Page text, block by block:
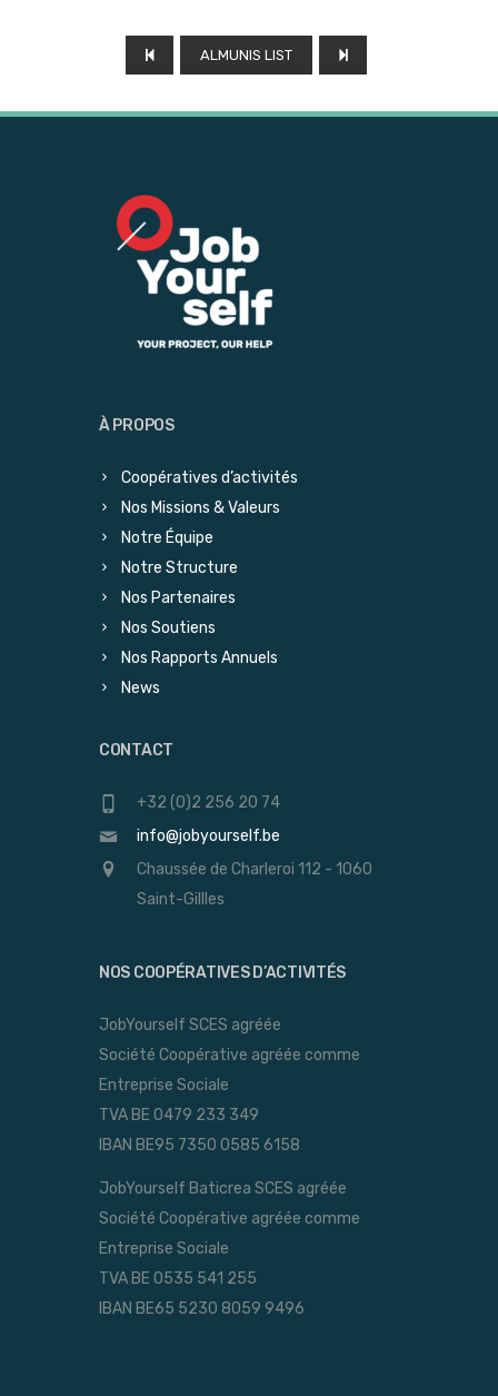
ALMUNIS LIST
À PROPOS
Coopératives d’activités
Nos Missions & Valeurs
Notre Équipe
Notre Structure
Nos Partenaires
Nos Soutiens
Nos Rapports Annuels
News
CONTACT
+32 (0)2 256 20 74
info@jobyourself.be
Chaussée de Charleroi 112 - 1060
Saint-Gillles
NOS COOPÉRATIVES D’ACTIVITÉS
JobYourself SCES agréée
Société Coopérative agréée comme
Entreprise Sociale
TVA BE 0479 233 349
IBAN BE95 7350 0585 6158
JobYourself Baticrea SCES agréée
Société Coopérative agréée comme
Entreprise Sociale
TVA BE 0535 541 255
IBAN BE65 5230 8059 9496